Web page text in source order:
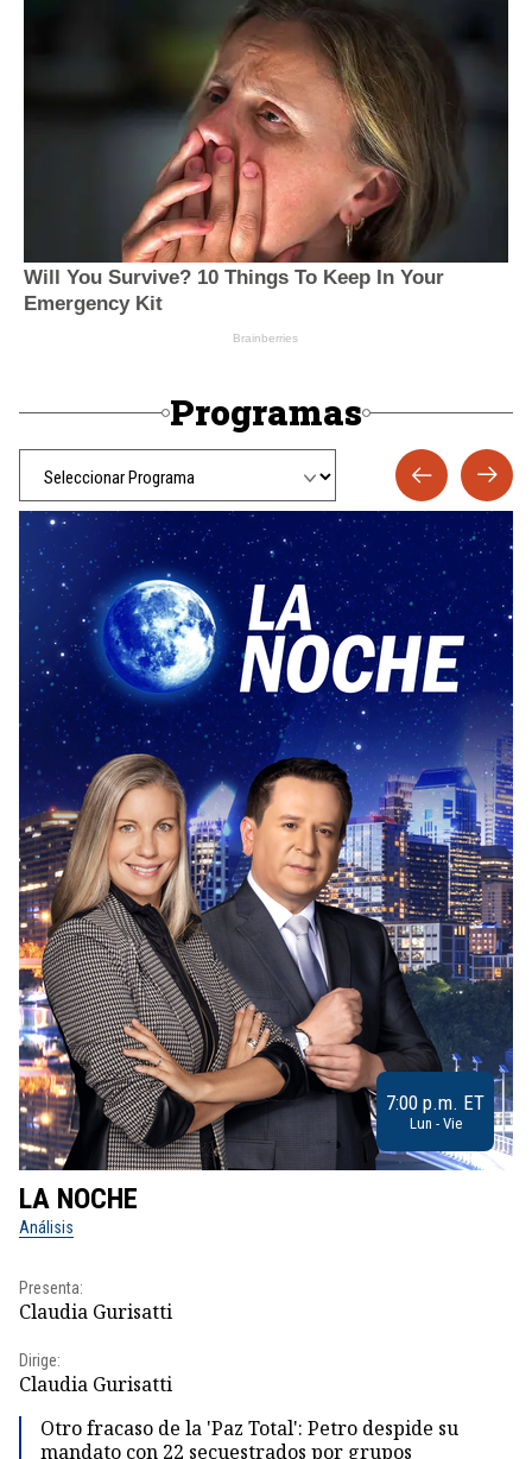
Programas
7:00 p.m. ET
Lun - Vie
LA NOCHE
Análisis
Presenta:
Claudia Gurisatti
Dirige:
Claudia Gurisatti
Otro fracaso de la 'Paz Total': Petro despide su
mandato con 22 secuestrados por grupos